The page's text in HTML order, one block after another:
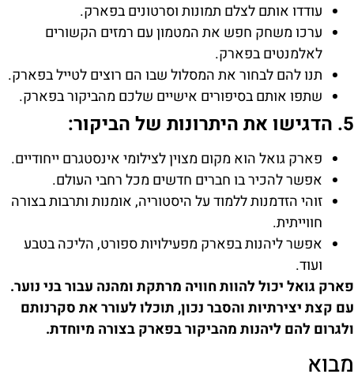
עודדו אותם לצלם תמונות וסרטונים בפארק.
ערכו משחק חפש את המטמון עם רמזים הקשורים
לאלמנטים בפארק.
תנו להם לבחור את המסלול שבו הם רוצים לטייל בפארק.
שתפו אותם בסיפורים אישיים שלכם מהביקור בפארק.
5. הדגישו את היתרונות של הביקור:
פארק גואל הוא מקום מצוין לצילומי אינסטגרם ייחודיים.
אפשר להכיר בו חברים חדשים מכל רחבי העולם.
זוהי הזדמנות ללמוד על היסטוריה, אומנות ותרבות בצורה
חווייתית.
אפשר ליהנות בפארק מפעילויות ספורט, הליכה בטבע
ועוד.
פארק גואל יכול להוות חוויה מרתקת ומהנה עבור בני נוער.
עם קצת יצירתיות והסבר נכון, תוכלו לעורר את סקרנותם
ולגרום להם ליהנות מהביקור בפארק בצורה מיוחדת.
מבוא